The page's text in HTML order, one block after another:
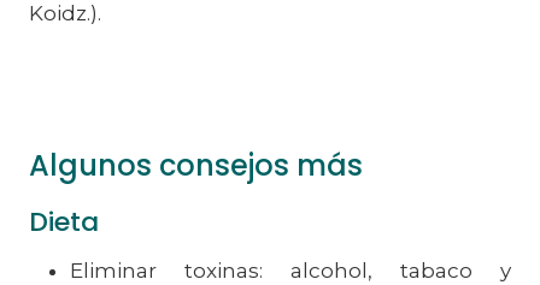
Koidz.).
Algunos consejos más
Dieta
Eliminar toxinas: alcohol, tabaco y